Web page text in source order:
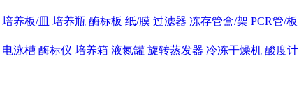
培养板/皿 培养瓶 酶标板 纸/膜 过滤器 冻存管盒/架 PCR管/板
电泳槽 酶标仪 培养箱 液氮罐 旋转蒸发器 冷冻干燥机 酸度计